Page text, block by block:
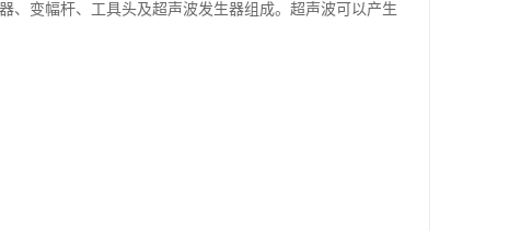
、变幅杆、工具头及超声波发生器组成。超声波可以产生